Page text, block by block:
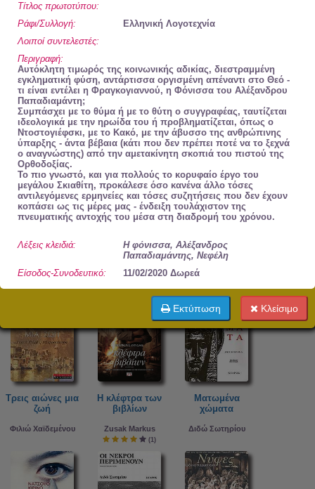
Το Blog της βιβλιοθήκης
Προτάσεις
Σερενάτα Ο Ελευθέριος
ΓΟΥΝΤΘΟΡΠ
Μυρτώ Της
Μικρασίας
Βασιλική Ράλλη
Τρεις αιώνες μια
ζωή
Φιλιώ Χαϊδεμένου
Η κλέφτρα των
βιβλίων
Zusak Markus
(1)
Ματωμένα
χώματα
Διδώ Σωτηρίου
Τίτλος πρωτοτύπου:
Ράφι/Συλλογή:
Ελληνική Λογοτεχνία
Λοιποί συντελεστές:
Περιγραφή:
Αυτόκλητη τιμωρός της κοινωνικής αδικίας, διεστραμμένη
εγκληματική φύση, αντάρτισσα οργισμένη απέναντι στο Θεό -
τι είναι εντέλει η Φραγκογιαννού, η Φόνισσα του Αλέξανδρου
Παπαδιαμάντη;
Συμπάσχει με το θύμα ή με το θύτη ο συγγραφέας, ταυτίζεται
ιδεολογικά με την ηρωίδα του ή προβληματίζεται, όπως ο
Ντοστογιέφσκι, με το Κακό, με την άβυσσο της ανθρώπινης
ύπαρξης - άντα βέβαια (κάτι που δεν πρέπει ποτέ να το ξεχνά
ο αναγνώστης) από την αμετακίνητη σκοπιά του πιστού της
Ορθοδοξίας.
Το πιο γνωστό, και για πολλούς το κορυφαίο έργο του
μεγάλου Σκιαθίτη, προκάλεσε όσο κανένα άλλο τόσες
αντιλεγόμενες ερμηνείες και τόσες συζητήσεις που δεν έχουν
κοπάσει ως τις μέρες μας - ένδειξη τουλάχιστον της
πνευματικής αντοχής του μέσα στη διαδρομή του χρόνου.
Λέξεις κλειδιά:
Η φόνισσα, Αλέξανδρος
Παπαδιαμάντης, Νεφέλη
Είσοδος-Συνοδευτικό:
11/02/2020 Δωρεά
Εκτύπωση Κλείσιμο